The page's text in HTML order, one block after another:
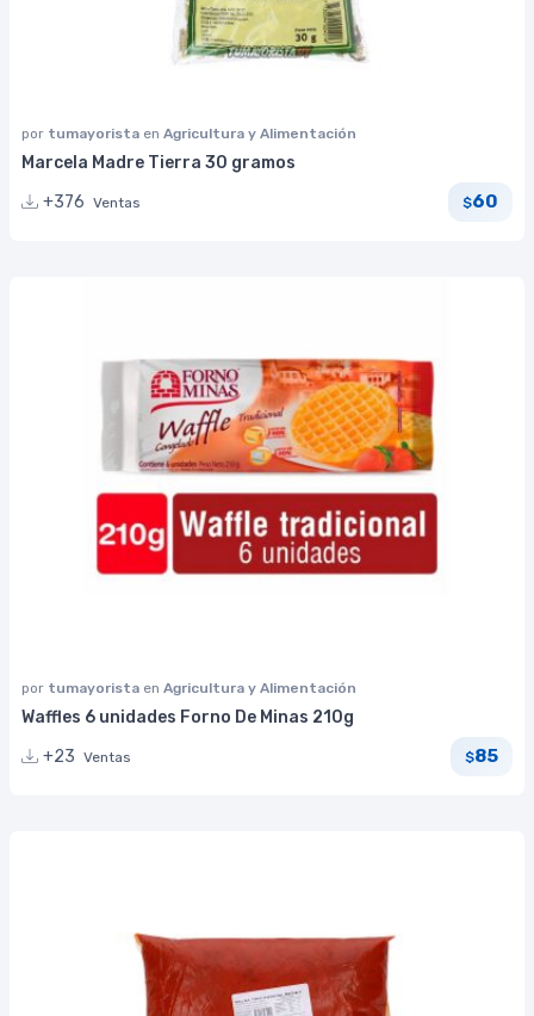
por tumayorista en Agricultura y Alimentación
Marcela Madre Tierra 30 gramos
+376 Ventas $60
por tumayorista en Agricultura y Alimentación
Waffles 6 unidades Forno De Minas 210g
+23 Ventas $85